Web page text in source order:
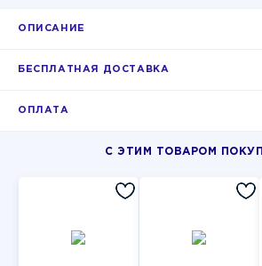
ОПИСАНИЕ
БЕСПЛАТНАЯ ДОСТАВКА
ОПЛАТА
С ЭТИМ ТОВАРОМ